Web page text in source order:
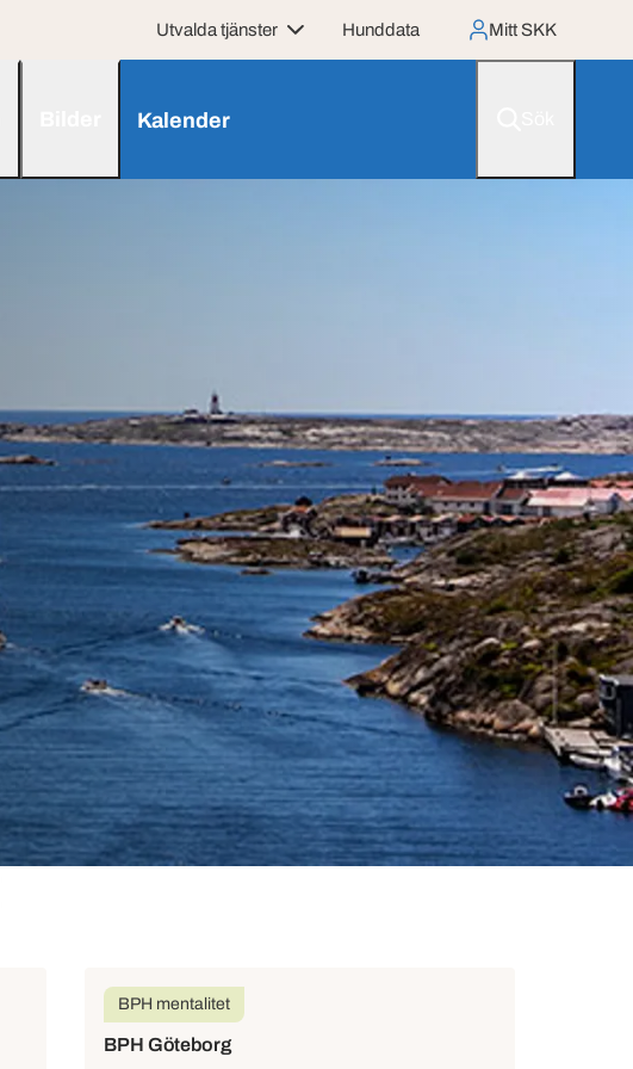
Utvalda tjänster Hunddata Mitt SKK
Kalender
BPH mentalitet
BPH Göteborg